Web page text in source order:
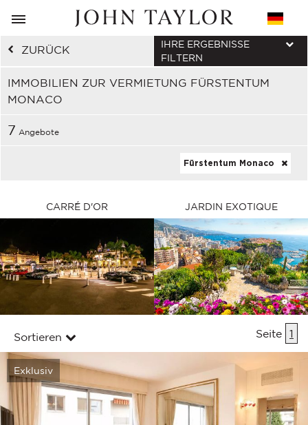
ZURÜCK
IMMOBILIEN ZUR VERMIETUNG FÜRSTENTUM
MONACO
IHRE ERGEBNISSE
FILTERN
7 Angebote
Fürstentum Monaco
CARRÉ D'OR JARDIN EXOTIQUE
Sortieren Seite 1
Exklusiv